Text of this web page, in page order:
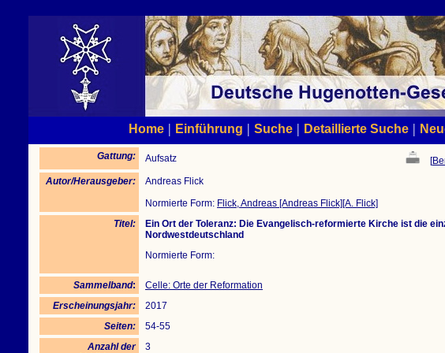
Home | Einführung | Suche | Detaillierte Suche |
Gattung: Aufsatz [
Autor/Herausgeber:
Andreas Flick
Normierte Form: Flick, Andreas [Andreas Flick][A. Flick]
Titel:
Ein Ort der Toleranz: Die Evangelisch-reformierte Kirche ist die
Nordwestdeutschland
Normierte Form:
Sammelband:
Celle: Orte der Reformation
Erscheinungsjahr:
2017
Seiten:
54-55
Anzahl der
3